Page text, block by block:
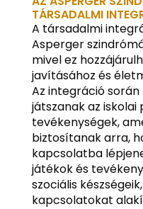
TÁRSADALMI
A társadalmi
Asperger
mivel ez
javításához és
Az integráció
játszanak az
tevékenységek,
biztosítanak arra,
kapcsolatba
játékok és
szociális
kapcsolatokat